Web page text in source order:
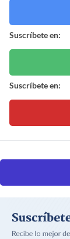
Suscríbete en:
Suscríbete en: